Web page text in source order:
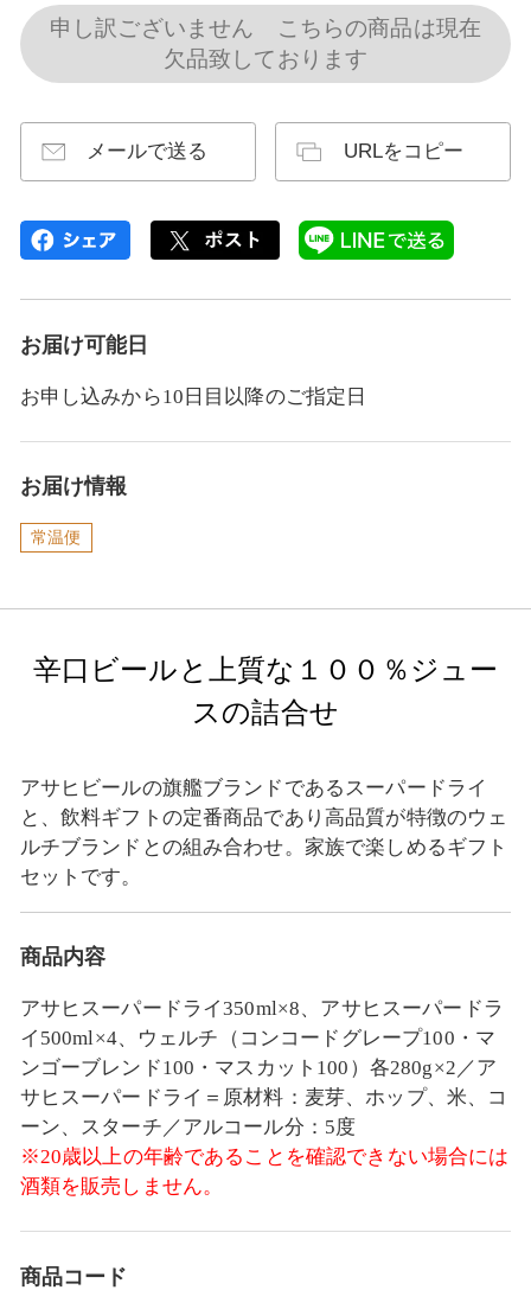
申し訳ございません こちらの商品は現在
欠品致しております
メールで送る URLをコピー
お届け可能日
お申し込みから10日目以降のご指定日
お届け情報
常温便
辛口ビールと上質な１００％ジュー
スの詰合せ
アサヒビールの旗艦ブランドであるスーパードライ
と、飲料ギフトの定番商品であり高品質が特徴のウェ
ルチブランドとの組み合わせ。家族で楽しめるギフト
セットです。
商品内容
アサヒスーパードライ350ml×8、アサヒスーパードラ
イ500ml×4、ウェルチ（コンコードグレープ100・マ
ンゴーブレンド100・マスカット100）各280g×2／ア
サヒスーパードライ＝原材料：麦芽、ホップ、米、コ
ーン、スターチ／アルコール分：5度
※20歳以上の年齢であることを確認できない場合には
酒類を販売しません。
商品コード